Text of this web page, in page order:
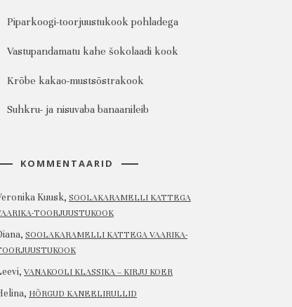
Piparkoogi-toorjuustukook pohladega
Vastupandamatu kahe šokolaadi kook
Krõbe kakao-mustsõstrakook
Suhkru- ja nisuvaba banaanileib
KOMMENTAARID
Kuusk, SOOLAKARAMELLI KATTEGA
TOORJUUSTUKOOK
, SOOLAKARAMELLI KATTEGA VAARIKA-
, VANAKOOLI KLASSIKA – KIRJU KOER
, HÕRGUD KANEELIRULLID